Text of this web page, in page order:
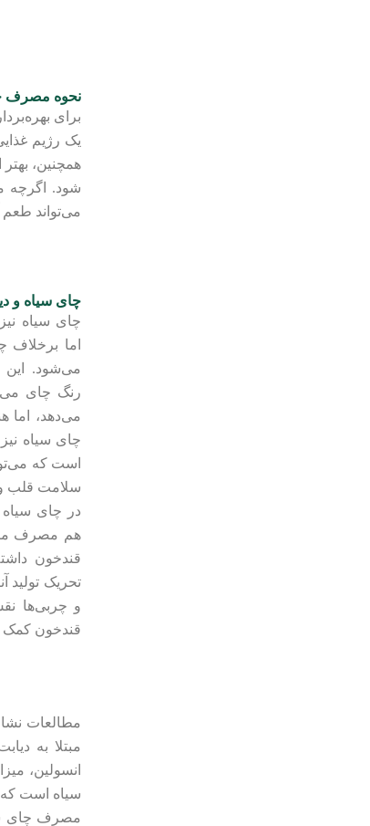
نحوه مصرف
برای
همچنین،
شود. اگرچه
می‌تواند طعم
چای سیاه و
چای سیاه
اما
می‌شود. این
رنگ چای
می‌دهد، اما
چای سیاه نیز
است که
سلامت قلب و
در چای
هم مصرف
قندخون
تحریک تولید
و چربی‌ها
قندخون کمک
مطالعات
انسولین،
سیاه است که
مصرف چای